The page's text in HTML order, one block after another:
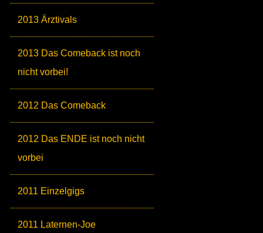
2013 Ärztivals
2013 Das Comeback ist noch
nicht vorbei!
2012 Das Comeback
2012 Das ENDE ist noch nicht
vorbei
2011 Einzelgigs
2011 Laternen-Joe